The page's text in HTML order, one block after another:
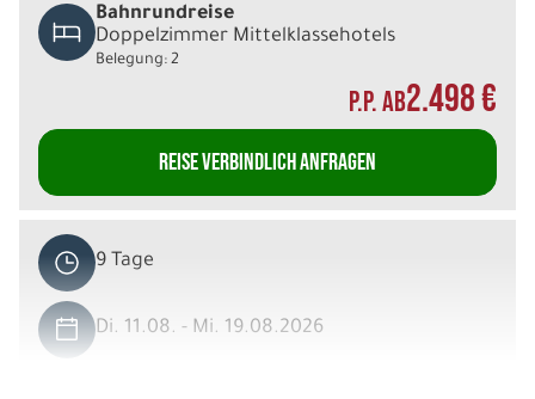
Bahnrundreise
Doppelzimmer Mittelklassehotels
Belegung: 2
P.P. AB2.498 €
REISE VERBINDLICH ANFRAGEN
9 Tage
Di. 11.08. - Mi. 19.08.2026